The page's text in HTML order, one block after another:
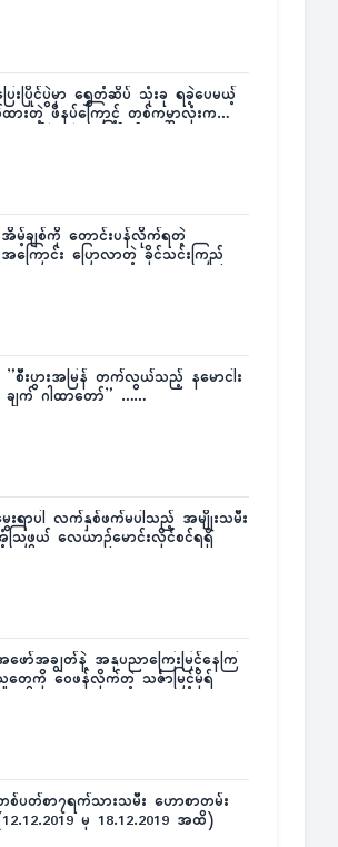
ေးပြိုင်ပွဲမှာ ရွှေတံဆိပ် သုံးခု ရခဲ့ပေမယ့်
ားတဲ့ ဖိနပ်ကြောင့် တစ်ကမ္ဘာလုံးက
အိမ့်ချစ်ကို တောင်းပန်လိုက်ရတဲ့
အကြောင်း ပြောလာတဲ့ ခိုင်သင်းကြည်
”စီးပွားအမြန် တက်လွယ်သည့် နမောငါး
ချက် ဂါထာတော်” ……
းရာပါ လက်နှစ်ဖက်မပါသည့် အမျိုးသမီး
သြဖွယ် လေယာဉ်မောင်းလိုင်စင်ရရှိ
ဖော်အချွတ်နဲ့ အနုပညာကြေးမြင့်နေကြ
တွေကို ဝေဖန်လိုက်တဲ့ သင်္ဇာမြင့်မိုရ်
စ်ပတ်စာ၇ရက်သားသမီး ဟောစာတမ်း
မှ 18.12.2019 အထိ)